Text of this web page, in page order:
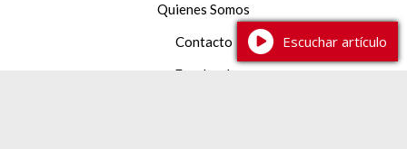
Quienes Somos
Contacto
Facebook
Escuchar artículo